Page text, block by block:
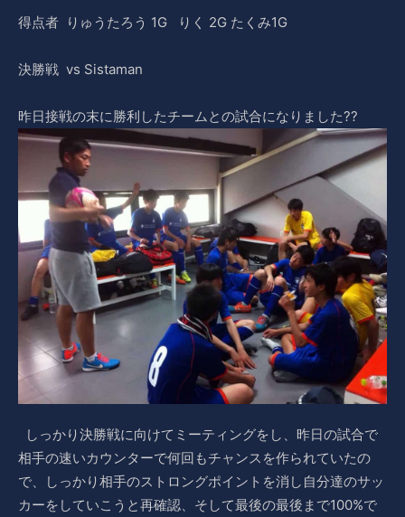
得点者 りゅうたろう 1G りく 2G たくみ1G
決勝戦 vs Sistaman
昨日接戦の末に勝利したチームとの試合になりました??
しっかり決勝戦に向けてミーティングをし、昨日の試合で
相手の速いカウンターで何回もチャンスを作られていたの
で、しっかり相手のストロングポイントを消し自分達のサッ
カーをしていこうと再確認、そして最後の最後まで100%で